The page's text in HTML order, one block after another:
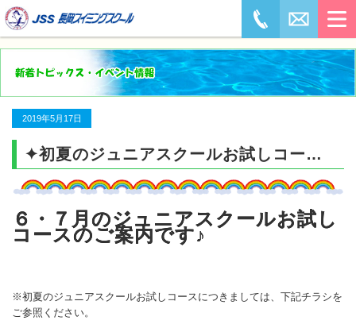
2019年5月17日
✦初夏のジュニアスクールお試しコース✦
６・７月のジュニアスクールお試し
コースのご案内です♪
※初夏のジュニアスクールお試しコースにつきましては、下記チラシを
ご参照ください。